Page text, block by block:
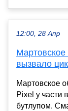
12:00, 28 Апр
вызвало
Мартовское
Pixel у части
бутлупом.